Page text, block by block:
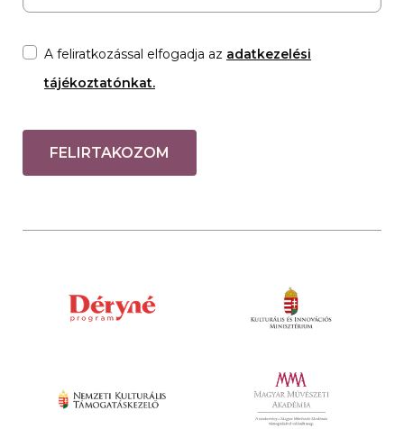
A feliratkozással elfogadja az adatkezelési
tájékoztatónkat.
FELIRTAKOZOM